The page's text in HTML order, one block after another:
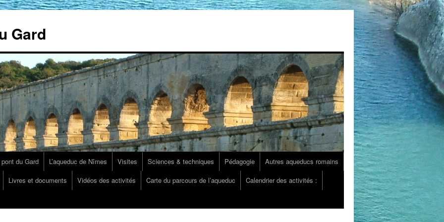
Gard
pont du Gard L’aqueduc de Nîmes Visites Sciences & techniques Pédagogie
Autres aqueducs romains
Livres et documents Vidéos des activités Carte du parcours de l’aqueduc
Calendrier des activités :